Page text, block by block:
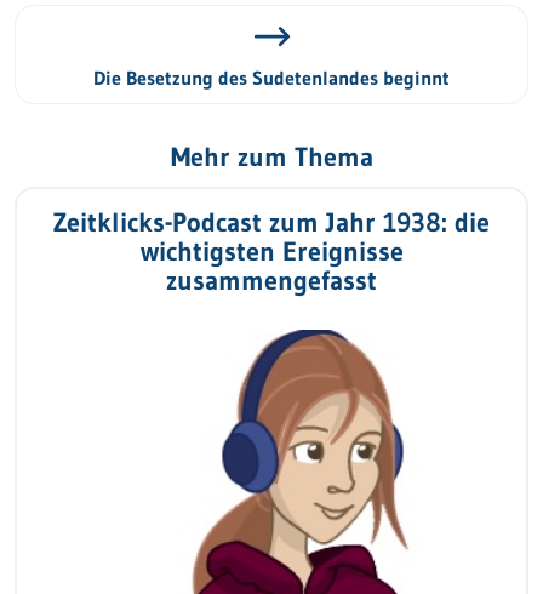
Die Besetzung des Sudetenlandes beginnt
Mehr zum Thema
Zeitklicks-Podcast zum Jahr 1938: die
wichtigsten Ereignisse
zusammengefasst